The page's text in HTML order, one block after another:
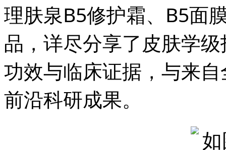
理肤泉B5修护霜、B5面
品，详尽分享了皮肤学
功效与临床证据，与来
前沿科研成果。